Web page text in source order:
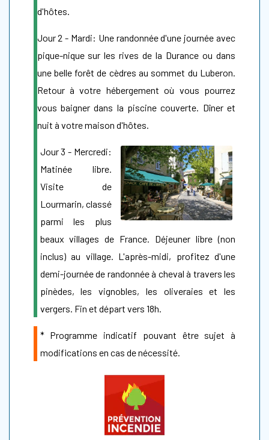
d'hôtes.
Jour 2 - Mardi: Une randonnée d'une journée avec
pique-nique sur les rives de la Durance ou dans
une belle forêt de cèdres au sommet du Luberon.
Retour à votre hébergement où vous pourrez
vous baigner dans la piscine couverte. Dîner et
nuit à votre maison d'hôtes.
Jour 3 - Mercredi:
Matinée libre.
Visite de
Lourmarin, classé
parmi les plus
beaux villages de France. Déjeuner libre (non
inclus) au village. L'après-midi, profitez d'une
demi-journée de randonnée à cheval à travers les
pinèdes, les vignobles, les oliveraies et les
vergers. Fin et départ vers 18h.
* Programme indicatif pouvant être sujet à
modifications en cas de nécessité.